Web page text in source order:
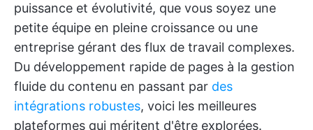
puissance et évolutivité, que vous soyez une
petite équipe en pleine croissance ou une
entreprise gérant des flux de travail complexes.
Du développement rapide de pages à la gestion
fluide du contenu en passant par des
intégrations robustes, voici les meilleures
plateformes qui méritent d'être explorées.